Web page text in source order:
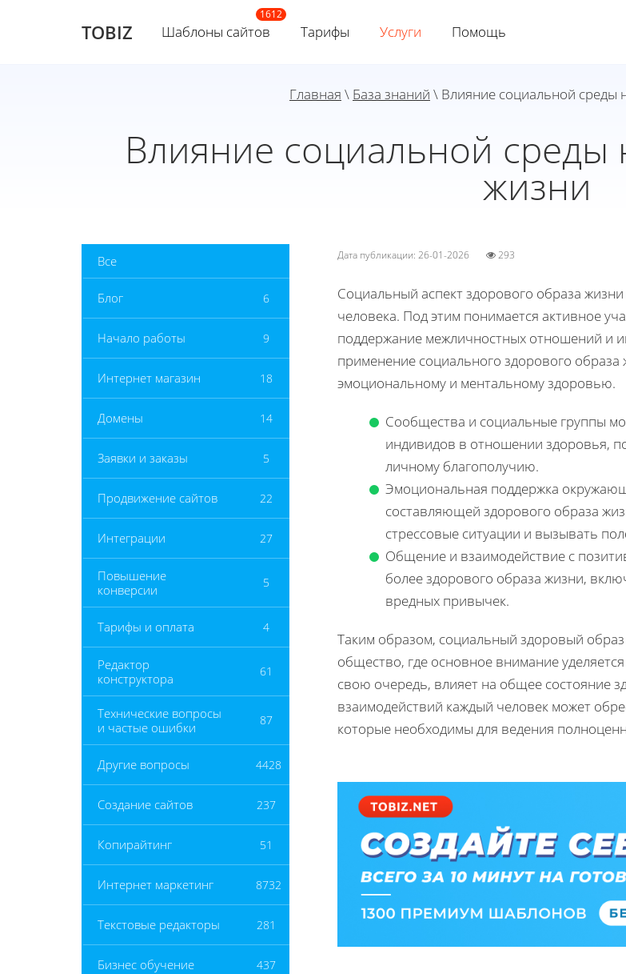
TOBIZ Шаблоны сайтов Тарифы Услуги Помощь
Главная \ База знаний \ Влияние социальной среды
Влияние социальной среды
жизни
Все
Блог 6
Начало работы 9
Интернет магазин 18
Домены 14
Заявки и заказы 5
Продвижение сайтов 22
Интеграции 27
Повышение
конверсии
5
Тарифы и оплата 4
Редактор
конструктора
61
Технические вопросы
и частые ошибки
87
Другие вопросы 4428
Создание сайтов 237
Копирайтинг 51
Интернет маркетинг 8732
Текстовые редакторы 281
Бизнес обучение 437
Дата публикации: 26-01-2026 293
Социальный аспект здорового образа
человека. Под этим понимается активное
поддержание межличностных отношений и
применение социального здорового
эмоциональному и ментальному здоровью.
Сообщества и социальные группы
индивидов в отношении здоровья,
личному благополучию.
Эмоциональная поддержка
составляющей здорового образа
стрессовые ситуации и вызывать
Общение и взаимодействие с
более здорового образа жизни,
вредных привычек.
Таким образом, социальный здоровый
общество, где основное внимание
свою очередь, влияет на общее состояние
взаимодействий каждый человек может
которые необходимы для ведения